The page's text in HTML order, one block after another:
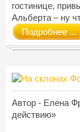
гостинице,
Альберта – ну
Подробнее ...
Автор - Елена
действию»